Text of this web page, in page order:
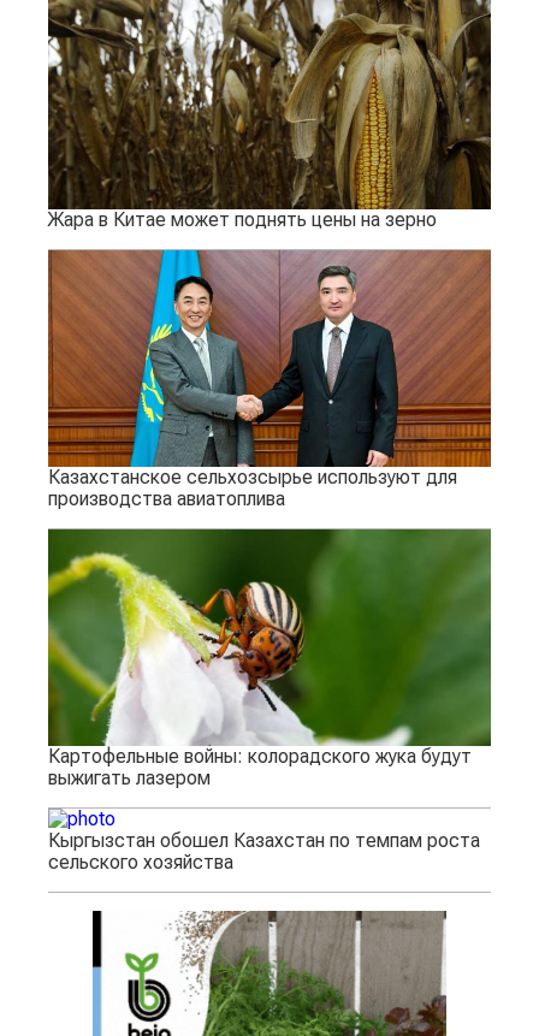
Жара в Китае может поднять цены на зерно
Казахстанское сельхозсырье используют для
производства авиатоплива
Картофельные войны: колорадского жука будут
выжигать лазером
Кыргызстан обошел Казахстан по темпам роста
сельского хозяйства